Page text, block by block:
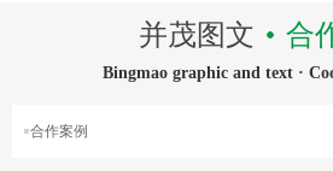
并茂图文 合
Bingmao graphic and text ·
合作案例